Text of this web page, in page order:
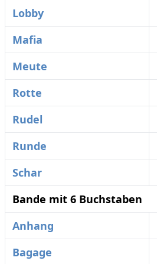
Lobby
Mafia
Meute
Rotte
Rudel
Runde
Schar
Bande mit 6 Buchstaben
Anhang
Bagage